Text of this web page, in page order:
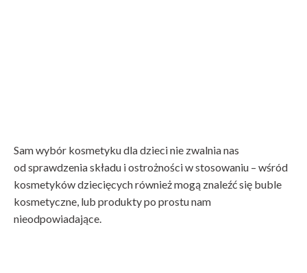
Sam wybór kosmetyku dla dzieci nie zwalnia nas
od sprawdzenia składu i ostrożności w stosowaniu – wśród
kosmetyków dziecięcych również mogą znaleźć się buble
kosmetyczne, lub produkty po prostu nam
nieodpowiadające.